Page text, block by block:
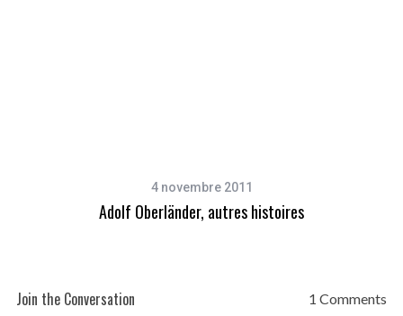
4 novembre 2011
Adolf Oberländer, autres histoires
Join the Conversation 1 Comments